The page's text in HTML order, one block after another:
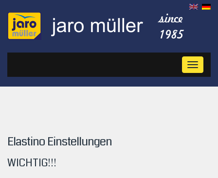
Elastino Einstellungen
WICHTIG!!!